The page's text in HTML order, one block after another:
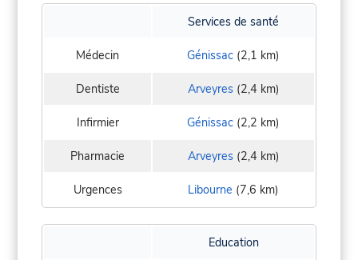
Services de santé
Médecin Génissac (2,1 km)
Dentiste Arveyres(2,4 km)
Infirmier Génissac (2,2 km)
Pharmacie Arveyres(2,4 km)
Urgences Libourne (7,6 km)
Education